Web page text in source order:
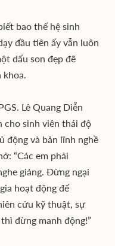
bao thế hệ sinh
đầu tiên ấy vẫn luôn
dấu son đẹp đẽ
khoa.
Lê Quang Diễn
cho sinh viên thái độ
động và bản lĩnh nghề
“Các em phải
giảng. Đừng ngại
hoạt động để
cứu kỹ thuật, sự
đừng manh động!”